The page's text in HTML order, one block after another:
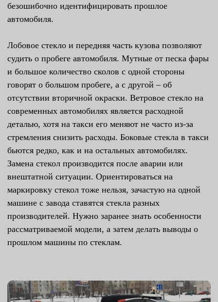
безошибочно идентифицировать прошлое
автомобиля.
Лобовое стекло и передняя часть кузова позволяют
судить о пробеге автомобиля. Мутные от песка фары
и большое количество сколов с одной стороны
говорят о большом пробеге, а с другой – об
отсутствии вторичной окраски. Ветровое стекло на
современных автомобилях является расходной
деталью, хотя на такси его меняют не часто из-за
стремления снизить расходы. Боковые стекла в такси
бьются редко, как и на остальных автомобилях.
Замена стекол производится после аварии или
внештатной ситуации. Ориентироваться на
маркировку стекол тоже нельзя, зачастую на одной
машине с завода ставятся стекла разных
производителей. Нужно заранее знать особенности
рассматриваемой модели, а затем делать выводы о
прошлом машины по стеклам.